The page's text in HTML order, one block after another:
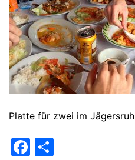
Platte für zwei im Jägersruh
Facebook